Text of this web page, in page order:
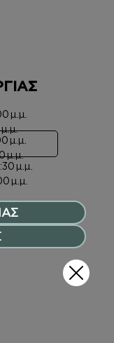
μ.μ.
μ.μ.
μ.μ.
μ.μ.
μ.μ.